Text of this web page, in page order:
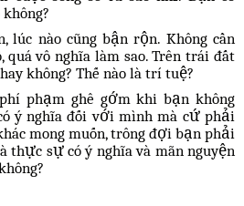
lúc nào cũng bận rộn. Không cần
quá vô nghĩa làm sao. Trên trái đất
không? Thế nào là trí tuệ?
phạm ghê gớm khi bạn không
ý nghĩa đối với mình mà cứ phải
mong muốn, trông đợi bạn phải
thực sự có ý nghĩa và mãn nguyện